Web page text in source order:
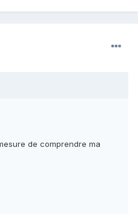
de comprendre ma